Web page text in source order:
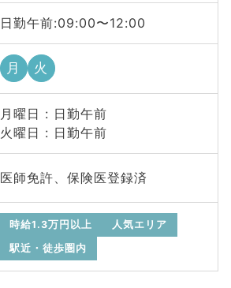
日勤午前:09:00〜12:00
月 火
月曜日 : 日勤午前
火曜日 : 日勤午前
医師免許、保険医登録済
時給1.3万円以上
人気エリア
駅近・徒歩圏内